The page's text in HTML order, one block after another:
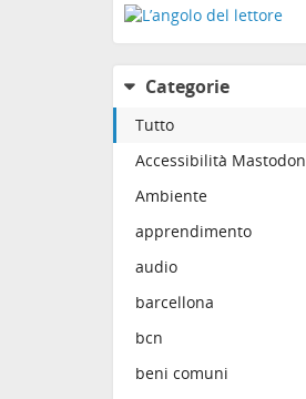
Categorie
Tutto
Accessibilità Mastodon
Ambiente
apprendimento
audio
barcellona
bcn
beni comuni